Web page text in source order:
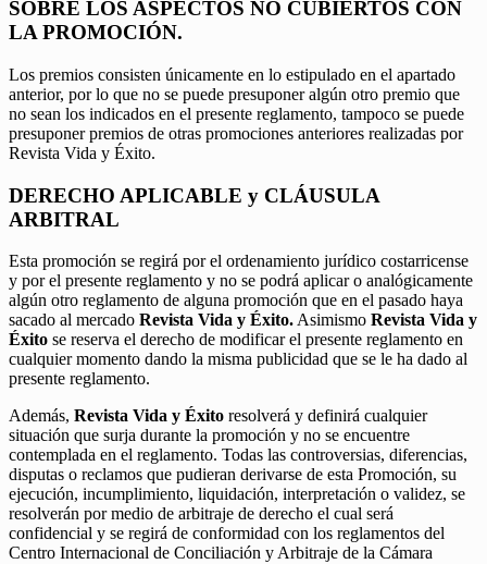
SOBRE LOS ASPECTOS NO CUBIERTOS CON
LA PROMOCIÓN.
Los premios consisten únicamente en lo estipulado en el apartado
anterior, por lo que no se puede presuponer algún otro premio que
no sean los indicados en el presente reglamento, tampoco se puede
presuponer premios de otras promociones anteriores realizadas por
Revista Vida y Éxito.
DERECHO APLICABLE y CLÁUSULA
ARBITRAL
Esta promoción se regirá por el ordenamiento jurídico costarricense
y por el presente reglamento y no se podrá aplicar o analógicamente
algún otro reglamento de alguna promoción que en el pasado haya
sacado al mercado Revista Vida y Éxito. Asimismo Revista Vida y
Éxito se reserva el derecho de modificar el presente reglamento en
cualquier momento dando la misma publicidad que se le ha dado al
presente reglamento.
Además, Revista Vida y Éxito resolverá y definirá cualquier
situación que surja durante la promoción y no se encuentre
contemplada en el reglamento. Todas las controversias, diferencias,
disputas o reclamos que pudieran derivarse de esta Promoción, su
ejecución, incumplimiento, liquidación, interpretación o validez, se
resolverán por medio de arbitraje de derecho el cual será
confidencial y se regirá de conformidad con los reglamentos del
Centro Internacional de Conciliación y Arbitraje de la Cámara